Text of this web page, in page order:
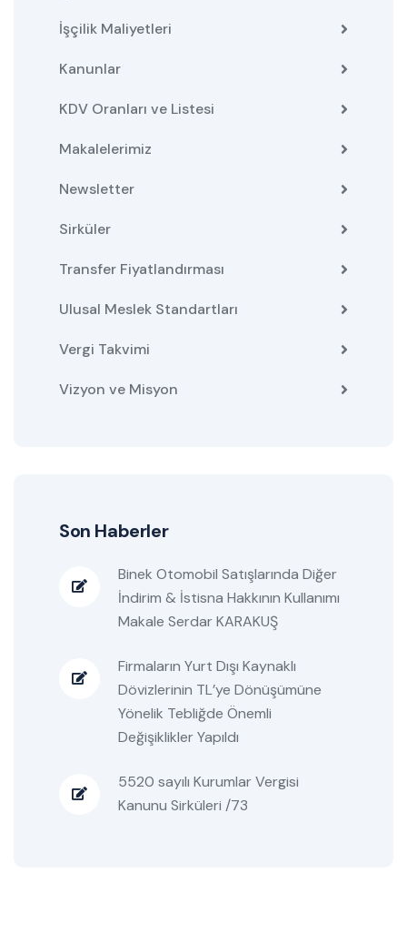
İşçilik Maliyetleri
Kanunlar
KDV Oranları ve Listesi
Makalelerimiz
Newsletter
Sirküler
Transfer Fiyatlandırması
Ulusal Meslek Standartları
Vergi Takvimi
Vizyon ve Misyon
Son Haberler
Binek Otomobil Satışlarında Diğer
İndirim & İstisna Hakkının Kullanımı
Makale Serdar KARAKUŞ
Firmaların Yurt Dışı Kaynaklı
Dövizlerinin TL’ye Dönüşümüne
Yönelik Tebliğde Önemli
Değişiklikler Yapıldı
5520 sayılı Kurumlar Vergisi
Kanunu Sirküleri /73